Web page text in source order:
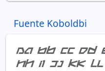
Fuente Koboldbi